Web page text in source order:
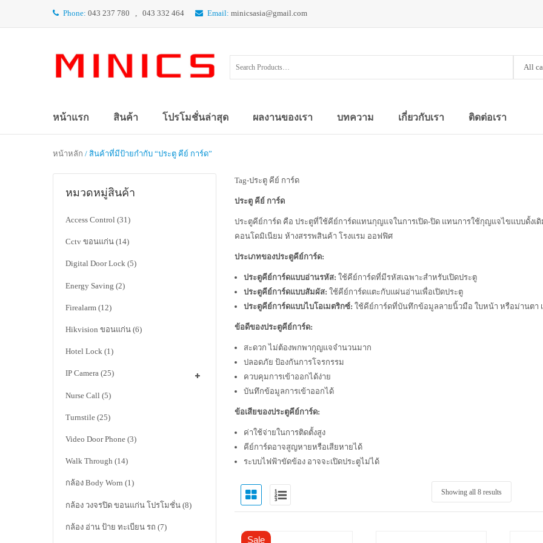
Phone: 043 237 780 , 043 332 464 Email: minicsasia@gmail.com
All
หน้าแรก สินค้า โปรโมชั่นล่าสุด ผลงานของเรา บทความ เกี่ยวกับเรา ติดต่อเรา
หน้าหลัก / สินค้าที่มีป้ายกำกับ “ประตู คีย์ การ์ด”
หมวดหมู่สินค้า
Access Control (31)
Cctv ขอนแก่น (14)
Digital Door Lock (5)
Energy Saving (2)
Firealarm (12)
Hikvision ขอนแก่น (6)
Hotel Lock (1)
IP Camera (25)
Nurse Call (5)
Turnstile (25)
Video Door Phone (3)
Walk Through (14)
กล้อง Body Worn (1)
กล้อง วงจรปิด ขอนแก่น โปรโมชั่น (8)
กล้อง อ่าน ป้าย ทะเบียน รถ (7)
Tag-ประตู คีย์ การ์ด
ประตู คีย์ การ์ด
ประตูคีย์การ์ด คือ ประตูที่ใช้คีย์การ์ดแทนกุญแจในการเปิด-ปิด แทนการใช้กุญแจไขแบบดั้งเ
คอนโดมิเนียม ห้างสรรพสินค้า โรงแรม ออฟฟิศ
ประเภทของประตูคีย์การ์ด:
ประตูคีย์การ์ดแบบอ่านรหัส: ใช้คีย์การ์ดที่มีรหัสเฉพาะสำหรับเปิดประตู
ประตูคีย์การ์ดแบบสัมผัส: ใช้คีย์การ์ดแตะกับแผ่นอ่านเพื่อเปิดประตู
ประตูคีย์การ์ดแบบไบโอเมตริกซ์: ใช้คีย์การ์ดที่บันทึกข้อมูลลายนิ้วมือ ใบหน้า หรือม่านตา
ข้อดีของประตูคีย์การ์ด:
สะดวก ไม่ต้องพกพากุญแจจำนวนมาก
ปลอดภัย ป้องกันการโจรกรรม
ควบคุมการเข้าออกได้ง่าย
บันทึกข้อมูลการเข้าออกได้
ข้อเสียของประตูคีย์การ์ด:
ค่าใช้จ่ายในการติดตั้งสูง
คีย์การ์ดอาจสูญหายหรือเสียหายได้
ระบบไฟฟ้าขัดข้อง อาจจะเปิดประตูไม่ได้
Showing all 8 results
Sale